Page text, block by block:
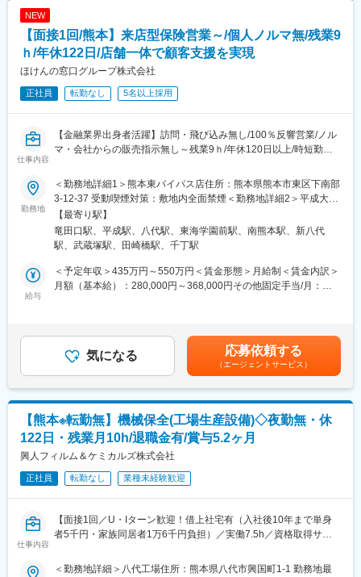
KAT WORLD株式会社は、2025年8月に社名変更を行い、自動車
部門以外の事業にも幅広く進出しています。過去8年間で売上が
10倍に伸びており、勢いのある会社です。そんな当社には未経験
からでも営業として成長できる環境が整っています。
変更の範囲：会社の定める業務
■入社後研修について：
・業界未経験の場合、商品知識の理解／業務内容向上を目的とし
て、OJT研修を実施します。ご本人の習得度に合わせて研修期間
導が受けられる環境が整っているので、未経験者の方でも挑戦し
■働き方について：
月平均残業時間は2時間で、定時後10分以内で帰宅いただける環
では社員の自己裁量を尊重し、働き方に縛りを設けていません。
自らの判断でスケジュールを調整し、最も力を発揮できるスタイ
ルで働くことができます。
■当社について：
を展開する急成長企業です。2025年8月に社名変更を行い、自動
車部門以外の事業にも幅広く進出しています。過去8年間で売上が
関係を築きながら事業を拡大しています。当社は地域No．1企業
を目指し、日々成長しています。中途採用の社員も多く、和気あ
いあいとした雰囲気が特徴です。ここ数年では、従業員数、会社
えています。今後もより成長できるように店舗展開も強化してお
り、「顧客満足ではなく、顧客感動を」「従業員満足度NO1」を
スローガンに熱い思いでお仕事を行ってます。
変更の範囲：■すべての業務への配置転換有
NEW
【面接1回/熊本】来店型保険営業～/個人ノルマ無/残業9
ｈ/年休122日/店舗一体で顧客支援を実現
ほけんの窓口グループ株式会社
正社員 転勤なし 5名以上採用
仕事内容
【金融業界出身者活躍】訪問・飛び込み無し/100％反響営業/ノル
マ・会社からの販売指示無し～残業9ｈ/年休120日以上/時短勤務
■魅力情報
〇認知度抜群で新規営業なし
多彩なメディア戦略により、営業電話や顧客宅訪問といったアプ
ローチ活動は不要。「CMで見たことがある」と立ち寄っていただ
く方のほか、予約来店も多いです。
〇会社からの販売指示・個人ノルマはなし
ることはありません。
時間で働きやすい環境です。
■業務内容
お客さまのご相談内容確認からスタートし、40社以上の保険会社
の商品の中から、お客さまに合った保障をオーダーメイドで設
計・提案します。特定商品の販売指示はなく、お客さまを第一に
考えた対応に専念できます。
（1）来店されたお客さまからのヒアリング
1組当たりのご相談時間は約2時間。加入されている保険内容の確
ランなどをじっくり伺います。
勤務地
＜勤務地詳細1＞熊本東バイパス店住所：熊本県熊本市東区下南部
3-12-37 受動喫煙対策：敷地内全面禁煙＜勤務地詳細2＞平成大通
り店住所：熊本県熊本市南区馬渡２－１－１ 受動喫煙対策：屋内
喫煙可能場所あり＜勤務地詳細3＞八代店（LP職）住所：熊本県
八代市大村町８５０－１ 勤務地最寄駅：新八代駅受動喫煙対策：
【最寄り駅】
竜田口駅、平成駅、八代駅、東海学園前駅、南熊本駅、新八代
駅、武蔵塚駅、田崎橋駅、千丁駅
給与
＜予定年収＞435万円～550万円＜賃金形態＞月給制＜賃金内訳＞
月額（基本給）：280,000円～368,000円その他固定手当/月：
す※年収はあくまで一例であり、経験・能力を考慮のうえ決定しま
す ■昇給：年1回（8月）■賞与：年2回（2月、8月）を含む賃金は
あくまでも目安の金額であり、選考を通じて上下する可能性があ
ります。月給(月額)は固定手当を含めた表記です。
気になる 応募依頼する
（エージェントサービス）
【熊本※転勤無】機械保全(工場生産設備)◇夜勤無・休
122日・残業月10h/退職金有/賞与5.2ヶ月
興人フィルム＆ケミカルズ株式会社
正社員 転勤なし 業種未経験歓迎
仕事内容
【面接1回／U・Iターン歓迎！借上社宅有（入社後10年まで単身
者5千円・家族同居者1万6千円負担）／実働7.5h／資格取得サポ
カー／大手企業との安定した取引実績◎】
＜勤務地詳細＞八代工場住所：熊本県八代市興国町1-1 勤務地最